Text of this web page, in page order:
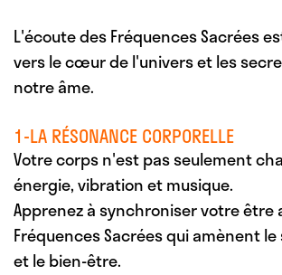
L'écoute des Fréquences Sacrées
vers le cœur de l'univers et les
notre âme.
1-LA RÉSONANCE CORPORELLE
Votre corps n'est pas seulement
énergie, vibration et musique.
Apprenez à synchroniser votre être
Fréquences Sacrées qui amènent
et le bien-être.